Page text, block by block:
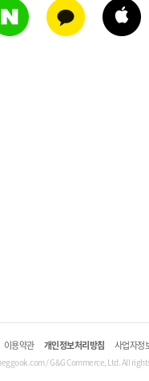
이용약관 개인정보처리방침 사업자정
/ G&G Commerce, Ltd. All